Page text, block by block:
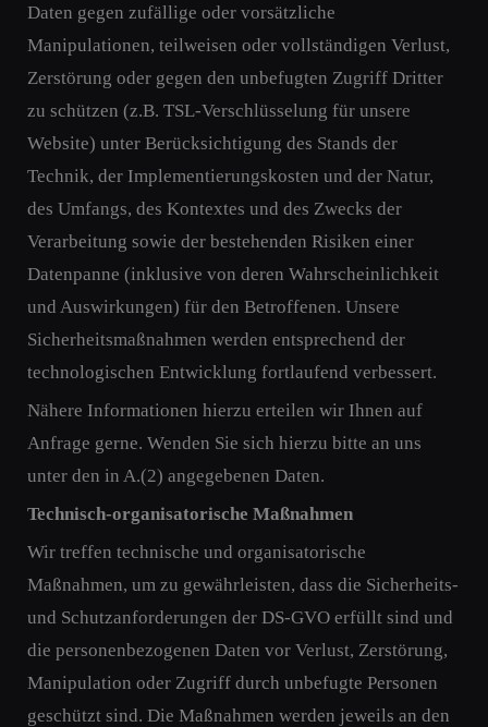
Daten gegen zufällige oder vorsätzliche
Manipulationen, teilweisen oder vollständigen Verlust,
Zerstörung oder gegen den unbefugten Zugriff Dritter
zu schützen (z.B. TSL-Verschlüsselung für unsere
Website) unter Berücksichtigung des Stands der
Technik, der Implementierungskosten und der Natur,
des Umfangs, des Kontextes und des Zwecks der
Verarbeitung sowie der bestehenden Risiken einer
Datenpanne (inklusive von deren Wahrscheinlichkeit
und Auswirkungen) für den Betroffenen. Unsere
Sicherheitsmaßnahmen werden entsprechend der
technologischen Entwicklung fortlaufend verbessert.
Nähere Informationen hierzu erteilen wir Ihnen auf
Anfrage gerne. Wenden Sie sich hierzu bitte an uns
unter den in A.(2) angegebenen Daten.
Technisch-organisatorische Maßnahmen
Wir treffen technische und organisatorische
Maßnahmen, um zu gewährleisten, dass die Sicherheits-
und Schutzanforderungen der DS-GVO erfüllt sind und
die personenbezogenen Daten vor Verlust, Zerstörung,
Manipulation oder Zugriff durch unbefugte Personen
geschützt sind. Die Maßnahmen werden jeweils an den